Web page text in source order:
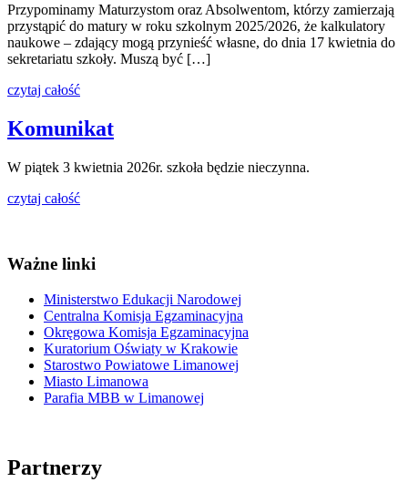
Przypominamy Maturzystom oraz Absolwentom, którzy zamierzają
przystąpić do matury w roku szkolnym 2025/2026, że kalkulatory
naukowe – zdający mogą przynieść własne, do dnia 17 kwietnia do
sekretariatu szkoły. Muszą być […]
czytaj całość
Komunikat
W piątek 3 kwietnia 2026r. szkoła będzie nieczynna.
czytaj całość
Ważne linki
Ministerstwo Edukacji Narodowej
Centralna Komisja Egzaminacyjna
Okręgowa Komisja Egzaminacyjna
Kuratorium Oświaty w Krakowie
Starostwo Powiatowe Limanowej
Miasto Limanowa
Parafia MBB w Limanowej
Partnerzy